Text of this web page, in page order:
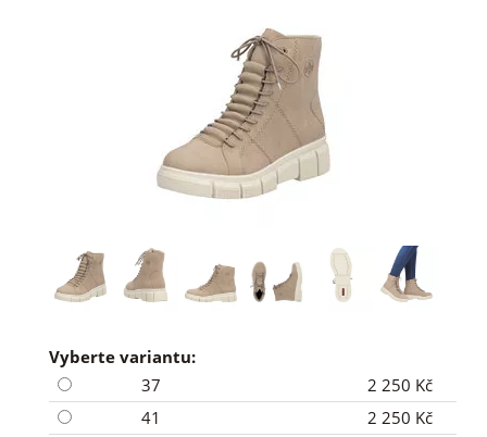
Vyberte variantu:
37
2 250 Kč
41
2 250 Kč